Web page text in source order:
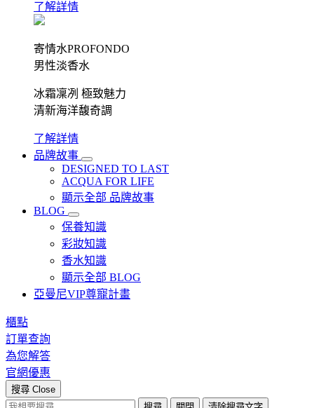
了解詳情
寄情水PROFONDO
男性淡香水
冰霜凜冽 極致魅力
清新海洋馥奇調
了解詳情
品牌故事
DESIGNED TO LAST
ACQUA FOR LIFE
顯示全部 品牌故事
BLOG
保養知識
彩妝知識
香水知識
顯示全部 BLOG
亞曼尼VIP尊寵計畫
櫃點
訂單查詢
為您解答
官網優惠
搜尋 Close